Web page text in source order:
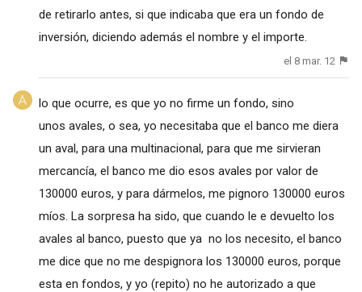
de retirarlo antes, si que indicaba que era un fondo de
inversión, diciendo además el nombre y el importe.
el 8 mar. 12
lo que ocurre, es que yo no firme un fondo, sino
unos avales, o sea, yo necesitaba que el banco me diera
un aval, para una multinacional, para que me sirvieran
mercancía, el banco me dio esos avales por valor de
130000 euros, y para dármelos, me pignoro 130000 euros
míos. La sorpresa ha sido, que cuando le e devuelto los
avales al banco, puesto que ya no los necesito, el banco
me dice que no me despignora los 130000 euros, porque
esta en fondos, y yo (repito) no he autorizado a que